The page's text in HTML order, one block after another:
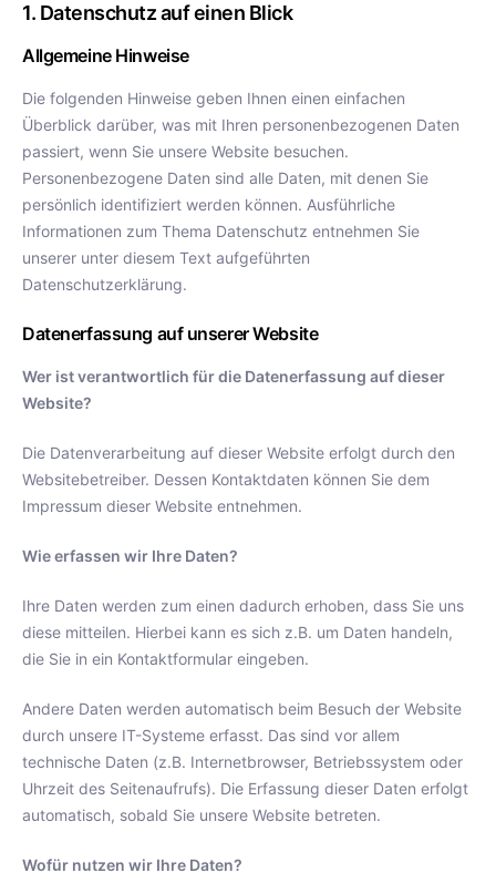
1. Datenschutz auf einen Blick
Allgemeine Hinweise
Die folgenden Hinweise geben Ihnen einen einfachen
Überblick darüber, was mit Ihren personenbezogenen Daten
passiert, wenn Sie unsere Website besuchen.
Personenbezogene Daten sind alle Daten, mit denen Sie
persönlich identifiziert werden können. Ausführliche
Informationen zum Thema Datenschutz entnehmen Sie
unserer unter diesem Text aufgeführten
Datenschutzerklärung.
Datenerfassung auf unserer Website
Wer ist verantwortlich für die Datenerfassung auf dieser
Website?
Die Datenverarbeitung auf dieser Website erfolgt durch den
Websitebetreiber. Dessen Kontaktdaten können Sie dem
Impressum dieser Website entnehmen.
Wie erfassen wir Ihre Daten?
Ihre Daten werden zum einen dadurch erhoben, dass Sie uns
diese mitteilen. Hierbei kann es sich z.B. um Daten handeln,
die Sie in ein Kontaktformular eingeben.
Andere Daten werden automatisch beim Besuch der Website
durch unsere IT-Systeme erfasst. Das sind vor allem
technische Daten (z.B. Internetbrowser, Betriebssystem oder
Uhrzeit des Seitenaufrufs). Die Erfassung dieser Daten erfolgt
automatisch, sobald Sie unsere Website betreten.
Wofür nutzen wir Ihre Daten?